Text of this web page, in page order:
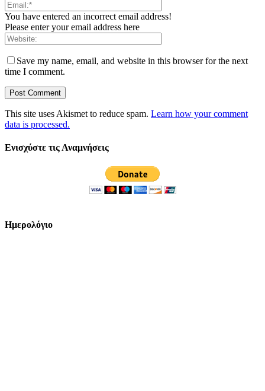
You have entered an incorrect email address!
Please enter your email address here
Save my name, email, and website in this browser for the next
time I comment.
This site uses Akismet to reduce spam. Learn how your comment
data is processed.
Ενισχύστε τις Αναμνήσεις
Ημερολόγιο